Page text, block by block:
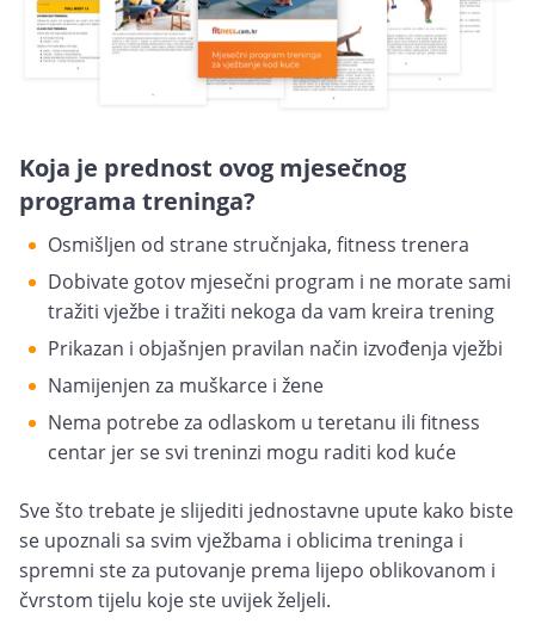
Koja je prednost ovog mjesečnog
programa treninga?
Osmišljen od strane stručnjaka, fitness trenera
Dobivate gotov mjesečni program i ne morate sami
tražiti vježbe i tražiti nekoga da vam kreira trening
Prikazan i objašnjen pravilan način izvođenja vježbi
Namijenjen za muškarce i žene
Nema potrebe za odlaskom u teretanu ili fitness
centar jer se svi treninzi mogu raditi kod kuće
Sve što trebate je slijediti jednostavne upute kako biste
se upoznali sa svim vježbama i oblicima treninga i
spremni ste za putovanje prema lijepo oblikovanom i
čvrstom tijelu koje ste uvijek željeli.